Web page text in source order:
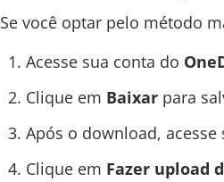
Se você optar pelo método
Acesse sua conta do
Clique em Baixarpara
Após o download,
Clique em Fazer upload